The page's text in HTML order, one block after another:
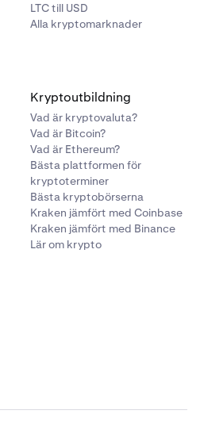
väljer du
som insättningsmetod och
nummer och BSB för
jag in AUD?eller kontakta
runt, alla dagar
om du
omedelbar betalningstjänst
kunder i Australien. Med
e-postadress.
för PayID tillsammans
när du väljer
alla dagar
uttag för tillfället – men
LTC till USD
Alla kryptomarknader
Kryptoutbildning
Vad är kryptovaluta?
Vad är Bitcoin?
Vad är Ethereum?
Bästa plattformen för
kryptoterminer
Bästa kryptobörserna
Kraken jämfört med Coinbase
Kraken jämfört med Binance
Lär om krypto